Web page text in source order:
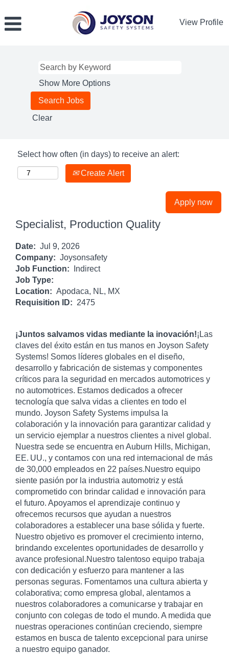
View Profile
Show More Options
Clear
Select how often (in days) to receive an alert:
Create Alert
Apply now
Specialist, Production Quality
Date: Jul 9, 2026
Company: Joysonsafety
Job Function:
Indirect
Job Type:
Location: Apodaca, NL, MX
Requisition ID: 2475
¡Juntos salvamos vidas mediante la inovación!¡Las
claves del éxito están en tus manos en Joyson Safety
Systems! Somos líderes globales en el diseño,
desarrollo y fabricación de sistemas y componentes
críticos para la seguridad en mercados automotrices y
no automotrices. Estamos dedicados a ofrecer
tecnología que salva vidas a clientes en todo el
mundo. Joyson Safety Systems impulsa la
colaboración y la innovación para garantizar calidad y
un servicio ejemplar a nuestros clientes a nivel global.
Nuestra sede se encuentra en Auburn Hills, Michigan,
EE. UU., y contamos con una red internacional de más
de 30,000 empleados en 22 países.Nuestro equipo
siente pasión por la industria automotriz y está
comprometido con brindar calidad e innovación para
el futuro. Apoyamos el aprendizaje continuo y
ofrecemos recursos que ayudan a nuestros
colaboradores a establecer una base sólida y fuerte.
Nuestro objetivo es promover el crecimiento interno,
brindando excelentes oportunidades de desarrollo y
avance profesional.Nuestro talentoso equipo trabaja
con dedicación y esfuerzo para mantener a las
personas seguras. Fomentamos una cultura abierta y
colaborativa; como empresa global, alentamos a
nuestros colaboradores a comunicarse y trabajar en
conjunto con colegas de todo el mundo. A medida que
nuestras operaciones continúan creciendo, siempre
estamos en busca de talento excepcional para unirse
a nuestro equipo ganador.